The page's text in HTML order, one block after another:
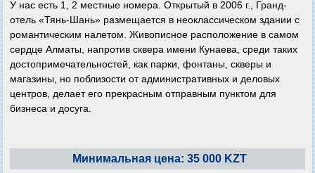
У нас есть 1, 2 местные номера. Открытый в 2006 г., Гранд-
отель «Тянь-Шань» размещается в неоклассическом здании с
романтическим налетом. Живописное расположение в самом
сердце Алматы, напротив сквера имени Кунаева, среди таких
достопримечательностей, как парки, фонтаны, скверы и
магазины, но поблизости от административных и деловых
центров, делает его прекрасным отправным пунктом для
бизнеса и досуга.
Минимальная цена: 35 000 KZT